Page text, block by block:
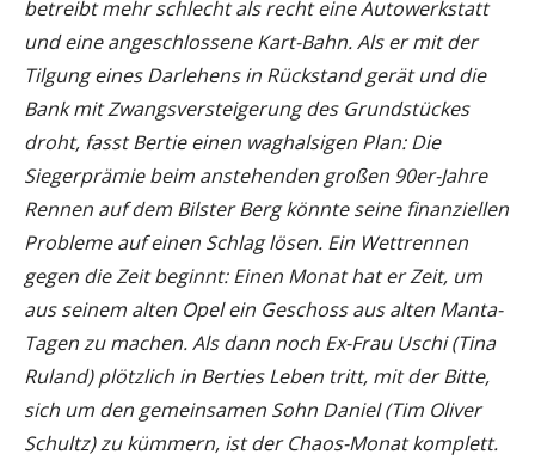
betreibt mehr schlecht als recht eine Autowerkstatt
und eine angeschlossene Kart-Bahn. Als er mit der
Tilgung eines Darlehens in Rückstand gerät und die
Bank mit Zwangsversteigerung des Grundstückes
droht, fasst Bertie einen waghalsigen Plan: Die
Siegerprämie beim anstehenden großen 90er-Jahre
Rennen auf dem Bilster Berg könnte seine finanziellen
Probleme auf einen Schlag lösen. Ein Wettrennen
gegen die Zeit beginnt: Einen Monat hat er Zeit, um
aus seinem alten Opel ein Geschoss aus alten Manta-
Tagen zu machen. Als dann noch Ex-Frau Uschi (Tina
Ruland) plötzlich in Berties Leben tritt, mit der Bitte,
sich um den gemeinsamen Sohn Daniel (Tim Oliver
Schultz) zu kümmern, ist der Chaos-Monat komplett.